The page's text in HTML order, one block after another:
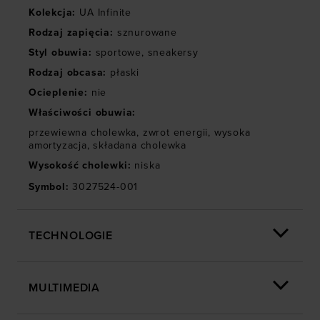
Kolekcja: UA Infinite
Rodzaj zapięcia: sznurowane
Styl obuwia: sportowe, sneakersy
Rodzaj obcasa: płaski
Ocieplenie: nie
Właściwości obuwia:
przewiewna cholewka, zwrot energii, wysoka
amortyzacja, składana cholewka
Wysokość cholewki: niska
Symbol: 3027524-001
TECHNOLOGIE
MULTIMEDIA